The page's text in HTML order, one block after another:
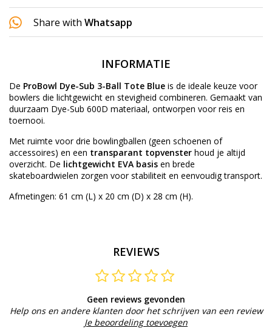
Share with Whatsapp
INFORMATIE
De ProBowl Dye-Sub 3-Ball Tote Blue is de ideale keuze voor
bowlers die lichtgewicht en stevigheid combineren. Gemaakt van
duurzaam Dye-Sub 600D materiaal, ontworpen voor reis en
toernooi.
Met ruimte voor drie bowlingballen (geen schoenen of
accessoires) en een transparant topvenster houd je altijd
overzicht. De lichtgewicht EVA basis en brede
skateboardwielen zorgen voor stabiliteit en eenvoudig transport.
Afmetingen: 61 cm (L) x 20 cm (D) x 28 cm (H).
REVIEWS
Geen reviews gevonden
Help ons en andere klanten door het schrijven van een review
Je beoordeling toevoegen